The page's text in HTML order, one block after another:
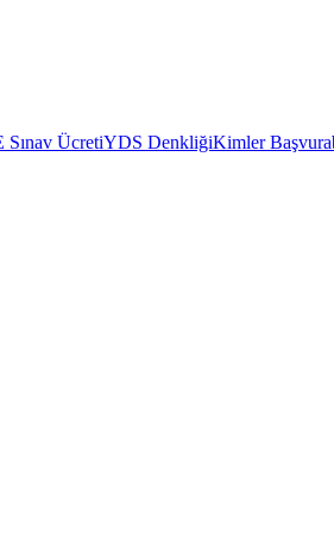
Sınav ÜcretiYDS DenkliğiKimler